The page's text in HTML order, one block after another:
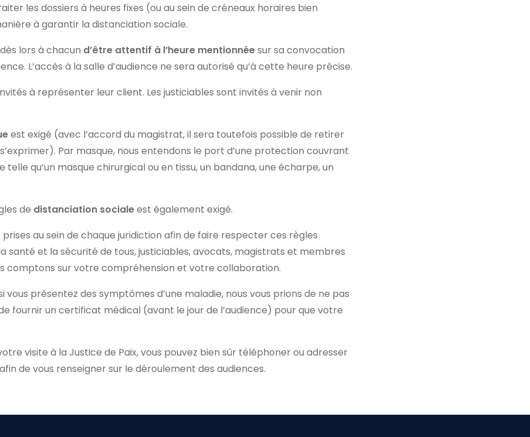
les dossiers à heures fixes (ou au sein de créneaux horaires bien
à garantir la distanciation sociale.
lors à chacun d’être attentif à l’heure mentionnéesur sa convocation
L’accès à la salle d’audience ne sera autorisé qu’à cette heure précise.
à représenter leur client. Les justiciables sont invités à venir non
est exigé (avec l’accord du magistrat, il sera toutefois possible de retirer
Par masque, nous entendons le port d’une protection couvrant
telle qu’un masque chirurgical ou en tissu, un bandana, une écharpe, un
de distanciation socialeest également exigé.
prises au sein de chaque juridiction afin de faire respecter ces règles
santé et la sécurité de tous, justiciables, avocats, magistrats et membres
comptons sur votre compréhension et votre collaboration.
vous présentez des symptômes d’une maladie, nous vous prions de ne pas
fournir un certificat médical (avant le jour de l’audience) pour que votre
visite à la Justice de Paix, vous pouvez bien sûr téléphoner ou adresser
de vous renseigner sur le déroulement des audiences.